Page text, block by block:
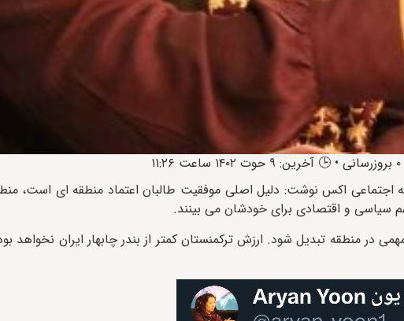
اجتماعی اکس نوشت: دلیل اصلی موفقیت طالبان اعتماد منطقه ای است،
سیاسی و اقتصادی برای خودشان می بینند.
در منطقه تبدیل شود. ارزش ترکمنستان کمتر از بندر چابهار ایران